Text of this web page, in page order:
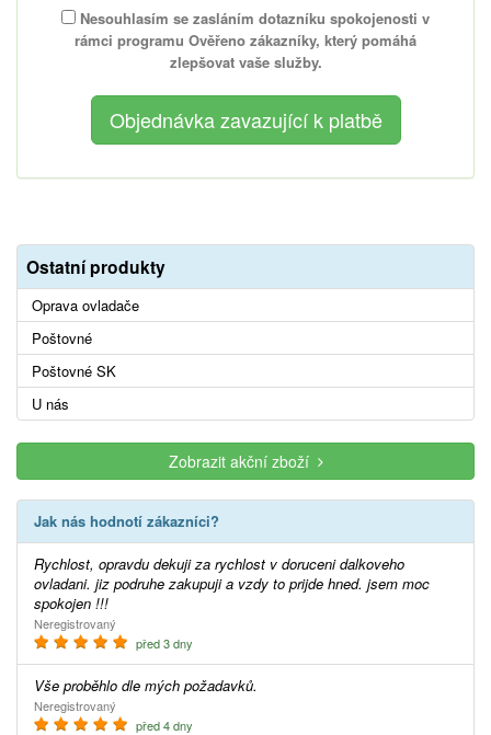
Nesouhlasím se zasláním dotazníku spokojenosti v
rámci programu Ověřeno zákazníky, který pomáhá
zlepšovat vaše služby.
Ostatní produkty
Oprava ovladače
Poštovné
Poštovné SK
U nás
Zobrazit akční zboží
Jak nás hodnotí zákazníci?
Rychlost, opravdu dekuji za rychlost v doruceni dalkoveho
ovladani. jiz podruhe zakupuji a vzdy to prijde hned. jsem moc
spokojen !!!
Neregistrovaný
před 3 dny
Vše proběhlo dle mých požadavků.
Neregistrovaný
před 4 dny